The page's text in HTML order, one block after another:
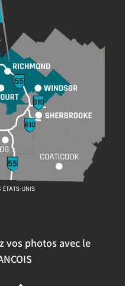
vos photos avec le